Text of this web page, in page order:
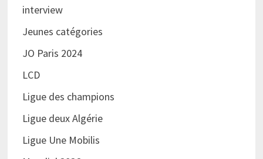
interview
Jeunes catégories
JO Paris 2024
LCD
Ligue des champions
Ligue deux Algérie
Ligue Une Mobilis